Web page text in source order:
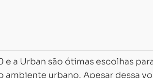
e a Urban são ótimas escolhas
urbano. Apesar dessa